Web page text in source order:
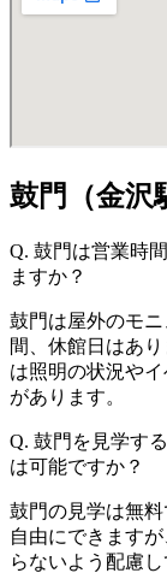
鼓門（金沢
Q. 鼓門は営業時
ますか？
鼓門は屋外のモ
間、休館日はあ
は照明の状況や
があります。
Q. 鼓門を見学す
は可能ですか？
鼓門の見学は無
自由にできます
らないよう配慮